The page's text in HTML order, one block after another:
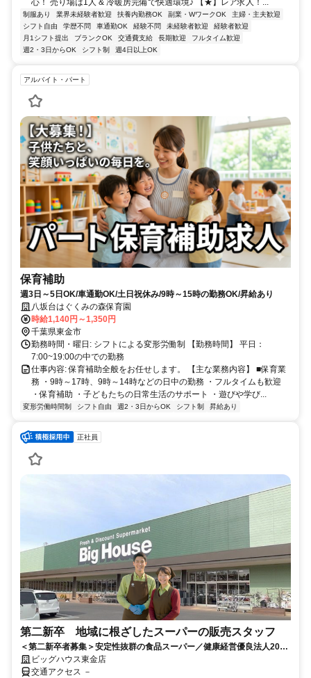
心！ 売り場は1人 & 冷暖房完備で快適環境♪ 【★】レア求人！...
制服あり 業界未経験者歓迎 扶養内勤務OK 副業・WワークOK
主婦・主夫歓迎
シフト自由
学歴不問 車通勤OK 経験不問 未経験者歓迎
経験者歓迎
月1シフト提出
ブランクOK 交通費支給 長期歓迎
フルタイム歓迎
週2・3日からOK
シフト制 週4日以上OK
アルバイト・パート
保育補助
週3日～5日OK/車通勤OK/土日祝休み/9時～15時の勤務OK/昇給あり
八坂台はぐくみの森保育園
時給1,140円～1,350円
千葉県東金市
勤務時間・曜日: シフトによる変形労働制 【勤務時間】 平日：
7:00~19:00の中での勤務
仕事内容: 保育補助全般をお任せします。 【主な業務内容】 ■保育業
務 ・9時～17時、9時～14時などの日中の勤務 ・フルタイムも歓迎
・保育補助 ・子どもたちの日常生活のサポート ・遊びや学び...
変形労働時間制 シフト自由 週2・3日からOK シフト制 昇給あり
正社員
第二新卒 地域に根ざしたスーパーの販売スタッフ
＜第二新卒者募集＞安定性抜群の食品スーパー／健康経営優良法人2026
認定／福利厚生充実／賞与年2回
ビッグハウス東金店
交通アクセス －